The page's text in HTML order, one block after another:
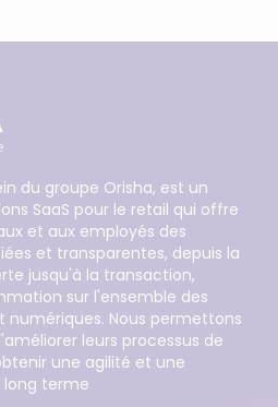
du groupe Orisha, est un
SaaS pour le retail qui offre
et aux employés des
et transparentes, depuis la
jusqu'à la transaction,
sur l'ensemble des
numériques. Nous permettons
leurs processus de
une agilité et une
long terme